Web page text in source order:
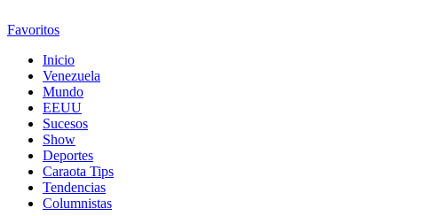
Favoritos
Inicio
Venezuela
Mundo
EEUU
Sucesos
Show
Deportes
Caraota Tips
Tendencias
Columnistas